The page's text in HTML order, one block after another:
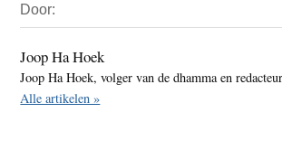
Sidebar
Door:
Joop Ha Hoek
Joop Ha Hoek, volger van de dhamma en
Alle artikelen »